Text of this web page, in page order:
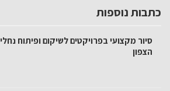
כתבות נוספות
סיור מקצועי בפרויקטים לשיקום ופיתוח נחלי
הצפון